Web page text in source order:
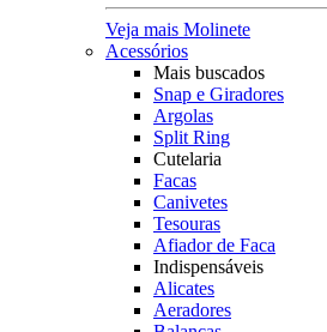
Veja mais Molinete
Acessórios
Mais buscados
Snap e Giradores
Argolas
Split Ring
Cutelaria
Facas
Canivetes
Tesouras
Afiador de Faca
Indispensáveis
Alicates
Aeradores